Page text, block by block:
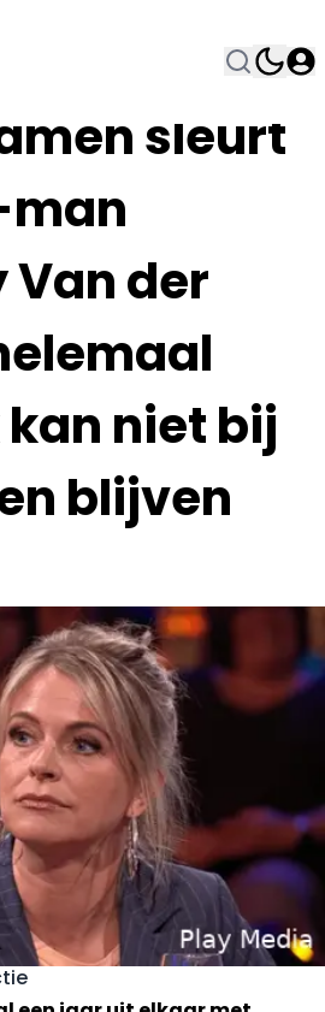
sleurt
der
niet bij
blijven